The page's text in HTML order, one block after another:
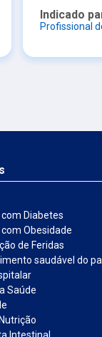
indicadores
SBNPE/
em Terapia
Indicado
Profissional
Diabetes
Obesidade
de Feridas
saudável do
Saúde